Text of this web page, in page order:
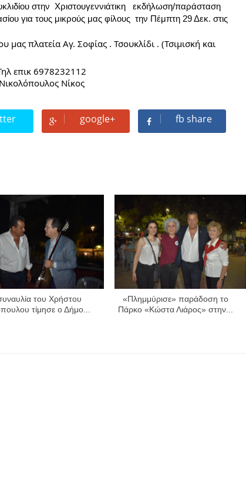
στην  Χριστουγεννιάτικη   εκδήλωση/παράσταση
για τους μικρούς μας φίλους  την Πέμπτη 29 Δεκ. στις
πλατεία Αγ. Σοφίας . Τσουκλίδι . (Τσιμισκή και
επικ 6978232112
Νικολόπουλος Νίκος
google+ fb share
του Χρήστου
τίμησε ο Δήμο...
«Πλημμύρισε» παράδοση το
Πάρκο «Κώστα Λιάρος» στην...